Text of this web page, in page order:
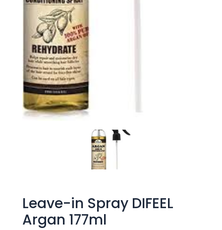
Leave-in Spray DIFEEL
Argan 177ml